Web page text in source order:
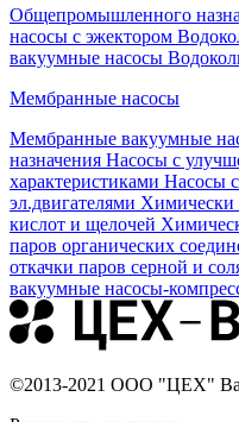
Общепромышленного
насосы с эжектором
вакуумные насосы
Мембранные насосы
Мембранные вакуумные
назначения Насосы с
характеристиками Насосы
эл.двигателями Химически
кислот и щелочей
паров органических
откачки паров серной и
вакуумные насосы-
©2013-2021 ООО "ЦЕХ"